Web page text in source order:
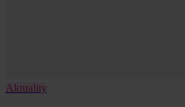
Aktuality